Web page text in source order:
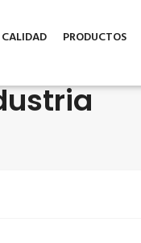
CALIDAD PRODUCTOS